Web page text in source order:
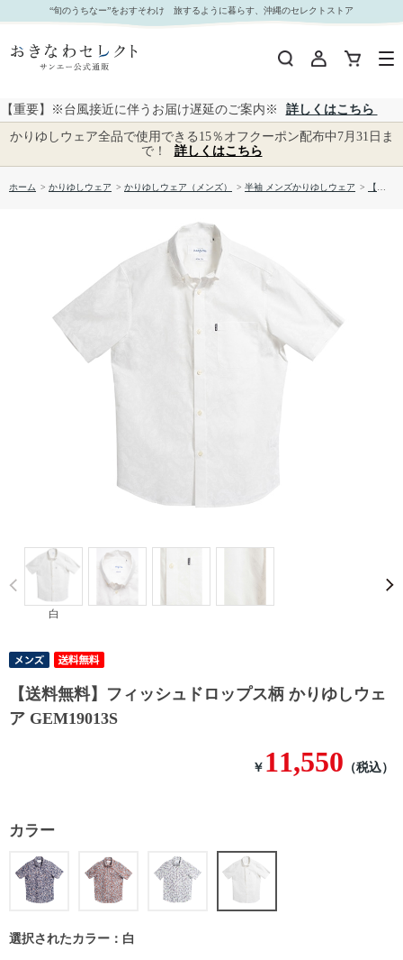
【送料無料】フィッシュドロップス柄 かりゆしウェア GEM19013S｜おきなわセレクト サンエ
ー公式通販
“旬のうちなー”をおすそわけ 旅するように暮らす、沖縄のセレクトストア
【重要】※台風接近に伴うお届け遅延のご案内※
詳しくはこちら
かりゆしウェア全品で使用できる15％オフクーポン配布中7月31日ま
で！
詳しくはこちら
ホーム > かりゆしウェア > かりゆしウェア（メンズ） > 半袖 メンズかりゆしウェア > 【送料無料】フィッシュドロップス柄 かりゆしウェア GEM19013S
白
Prev
【送料無料】フィッシュドロップス柄 かりゆしウェ
ア GEM19013S
￥ 11,550 （税込）
カラー
選択されたカラー：白